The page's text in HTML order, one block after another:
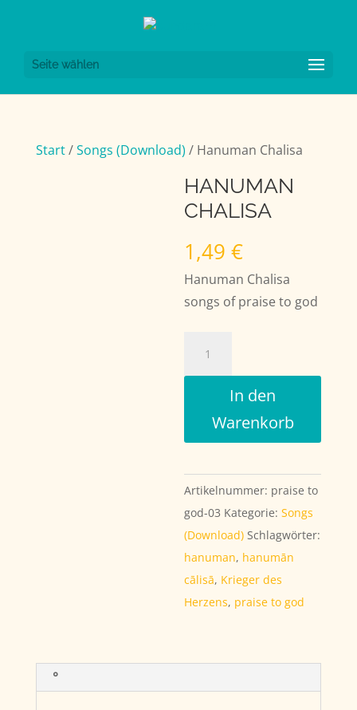
Seite wählen
Start/Songs (Download) / Hanuman Chalisa
HANUMAN
CHALISA
1,49€
Hanuman Chalisa
songs of praise to god
In den
Warenkorb
Artikelnummer: praise to
god-03 Kategorie:Songs
(Download) Schlagwörter:
hanuman, hanumān
cālisā, Krieger des
Herzens, praise to god
°